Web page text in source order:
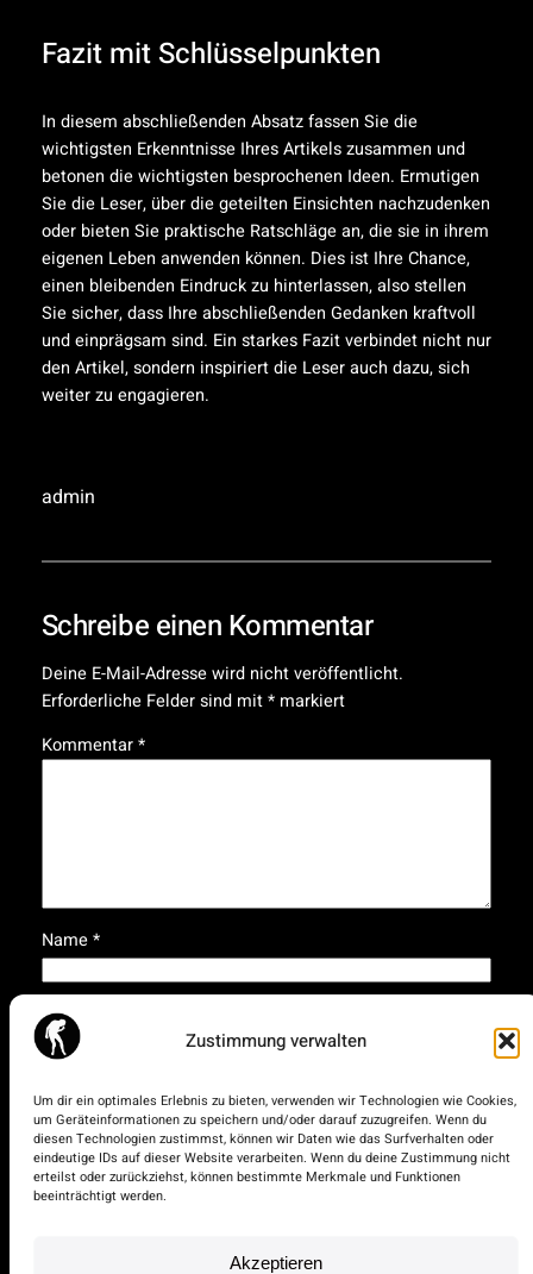
Zustimmung verwalten
Um dir ein optimales Erlebnis zu bieten, verwenden wir Technologien wie Cookies,
um Geräteinformationen zu speichern und/oder darauf zuzugreifen. Wenn du
diesen Technologien zustimmst, können wir Daten wie das Surfverhalten oder
eindeutige IDs auf dieser Website verarbeiten. Wenn du deine Zustimmung nicht
erteilst oder zurückziehst, können bestimmte Merkmale und Funktionen
beeinträchtigt werden.
Akzeptieren
Fazit mit Schlüsselpunkten
In diesem abschließenden Absatz fassen Sie die
wichtigsten Erkenntnisse Ihres Artikels zusammen und
betonen die wichtigsten besprochenen Ideen. Ermutigen
Sie die Leser, über die geteilten Einsichten nachzudenken
oder bieten Sie praktische Ratschläge an, die sie in ihrem
eigenen Leben anwenden können. Dies ist Ihre Chance,
einen bleibenden Eindruck zu hinterlassen, also stellen
Sie sicher, dass Ihre abschließenden Gedanken kraftvoll
und einprägsam sind. Ein starkes Fazit verbindet nicht nur
den Artikel, sondern inspiriert die Leser auch dazu, sich
weiter zu engagieren.
admin
Schreibe einen Kommentar
Deine E-Mail-Adresse wird nicht veröffentlicht.
Erforderliche Felder sind mit*markiert
Kommentar*
Name*
E-Mail-Adresse
Name, E-Mail-Adresse und Website in diesem Browser
für meinen nächsten Kommentar speichern.